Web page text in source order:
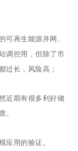
再生能源并网、
调控用，但除了市
过长，风险高；
近期有很多利好储
应用的验证。